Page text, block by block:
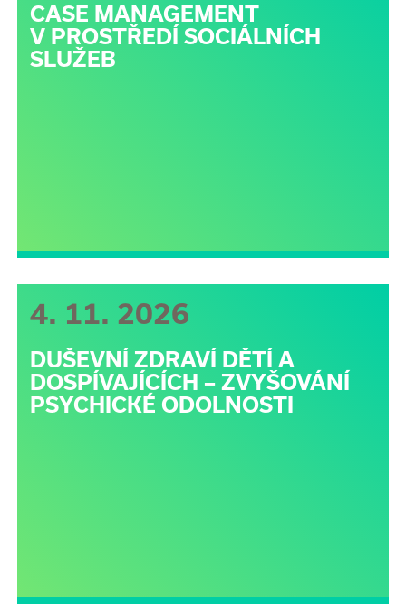
CASE MANAGEMENT
V PROSTŘEDÍ SOCIÁLNÍCH
SLUŽEB
4. 11. 2026
DUŠEVNÍ ZDRAVÍ DĚTÍ A
DOSPÍVAJÍCÍCH – ZVYŠOVÁNÍ
PSYCHICKÉ ODOLNOSTI